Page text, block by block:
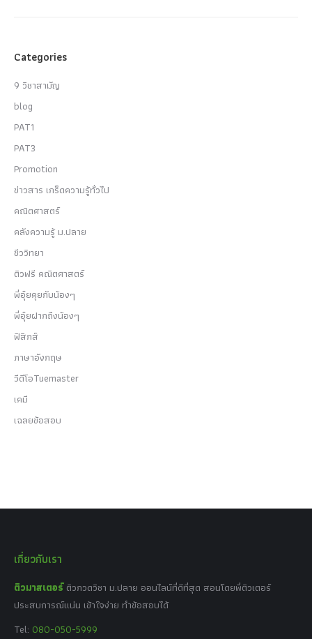
Categories
9 วิชาสามัญ
blog
PAT1
PAT3
Promotion
ข่าวสาร เกร็ดความรู้ทั่วไป
คณิตศาสตร์
คลังความรู้ ม.ปลาย
ชีววิทยา
ติวฟรี คณิตศาสตร์
พี่อุ๋ยคุยกับน้องๆ
พี่อุ๋ยฝากถึงน้องๆ
ฟิสิกส์
ภาษาอังกฤษ
วีดีโอTuemaster
เคมี
เฉลยข้อสอบ
เกี่ยวกับเรา
ติวมาสเตอร์ ติวกวดวิชา ม.ปลาย ออนไลน์ที่ดีที่สุด สอนโดยพี่ติวเตอร์
ประสบการณ์แน่น เข้าใจง่าย ทำข้อสอบได้
Tel: 080-050-5999